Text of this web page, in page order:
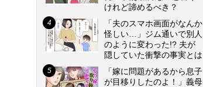
けれど諦めるべき？
「夫のスマホ画面がなんか
怪しい…」ジム通いで別人
のように変わった!? 夫が
隠していた衝撃の事実とは
「嫁に問題があるから息子
が目移りしたのよ！」義母